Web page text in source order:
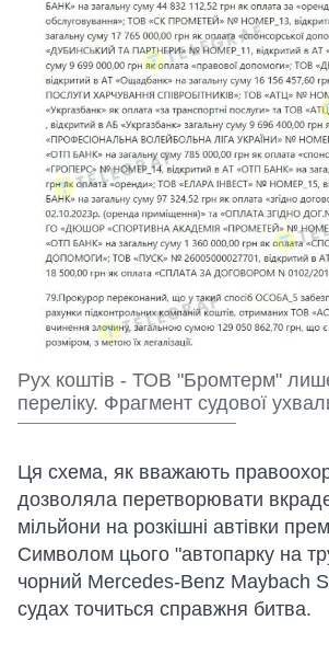
Рух коштів - ТОВ "Бромтерм"
переліку. Фрагмент судової
Ця схема, як вважають
дозволяла перетворювати
мільйони на розкішні автівки
Символом цього "автопарку на
чорний Mercedes-Benz Maybach
судах точиться справжня битва.